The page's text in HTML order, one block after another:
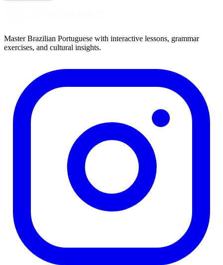
Master Brazilian Portuguese with interactive lessons, grammar
exercises, and cultural insights.